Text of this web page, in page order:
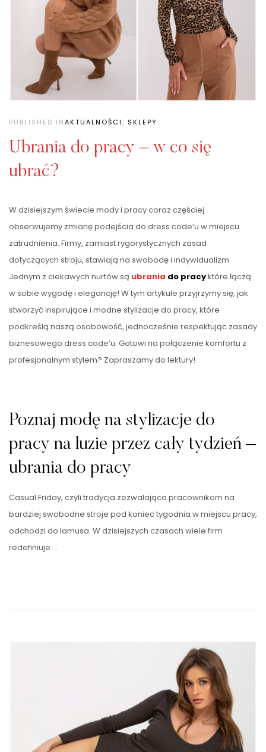
PUBLISHED INAKTUALNOŚCI, SKLEPY
Ubrania do pracy – w co się
ubrać?
W dzisiejszym świecie mody i pracy coraz częściej
obserwujemy zmianę podejścia do dress code’u w miejscu
zatrudnienia. Firmy, zamiast rygorystycznych zasad
dotyczących stroju, stawiają na swobodę i indywidualizm.
Jednym z ciekawych nurtów są ubrania do pracyktóre łączą
w sobie wygodę i elegancję! W tym artykule przyjrzymy się, jak
stworzyć inspirujące i modne stylizacje do pracy, które
podkreślą naszą osobowość, jednocześnie respektując zasady
biznesowego dress code’u. Gotowi na połączenie komfortu z
profesjonalnym stylem? Zapraszamy do lektury!
Poznaj modę na stylizacje do
pracy na luzie przez cały tydzień –
ubrania do pracy
Casual Friday, czyli tradycja zezwalająca pracownikom na
bardziej swobodne stroje pod koniec tygodnia w miejscu pracy,
odchodzi do lamusa. W dzisiejszych czasach wiele firm
redefiniuje …